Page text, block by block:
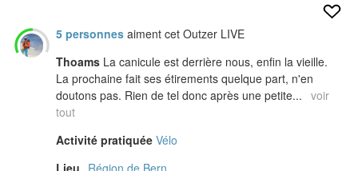
5 personnes aiment cet Outzer LIVE
Thoams La canicule est derrière nous, enfin la vieille.
La prochaine fait ses étirements quelque part, n'en
doutons pas. Rien de tel donc après une petite... voir
tout
Activité pratiquée Vélo
Lieu Région de Bern